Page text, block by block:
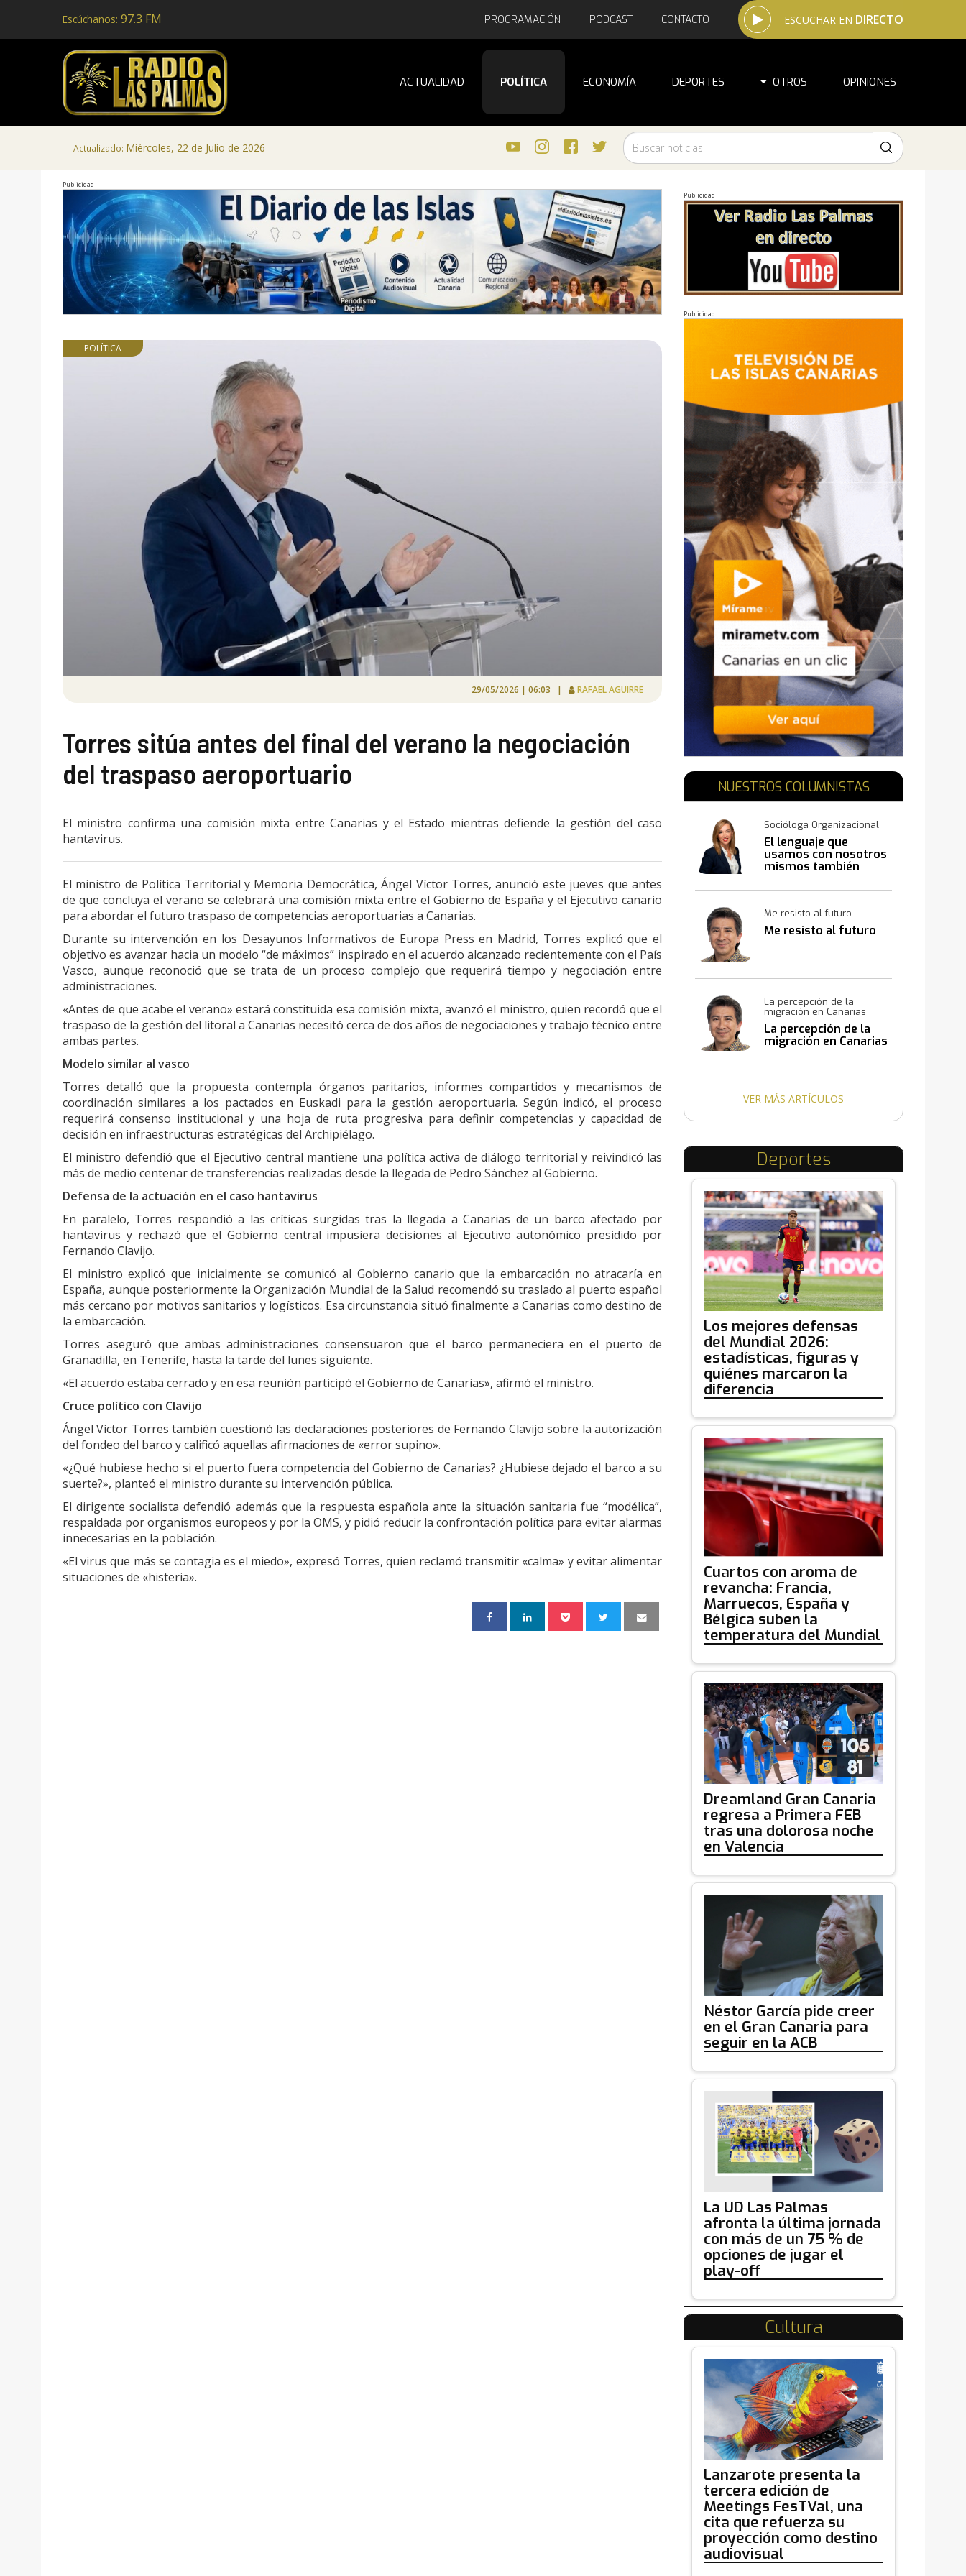
Escúchanos: 97.3 FM ESCUCHAR EN DIRECTO
PROGRAMACIÓN PODCAST CONTACTO
ACTUALIDAD POLÍTICA ECONOMÍA DEPORTES OTROS OPINIONES
Actualizado: Miércoles, 22 de Julio de 2026
Publicidad
POLÍTICA
29/05/2026 | 06:03 | RAFAEL AGUIRRE
Torres sitúa antes del final del verano la negociación
del traspaso aeroportuario
El ministro confirma una comisión mixta entre Canarias y el Estado mientras defiende la gestión del caso
hantavirus.
El ministro de Política Territorial y Memoria Democrática, Ángel Víctor Torres, anunció este jueves que antes
de que concluya el verano se celebrará una comisión mixta entre el Gobierno de España y el Ejecutivo canario
para abordar el futuro traspaso de competencias aeroportuarias a Canarias.
Durante su intervención en los Desayunos Informativos de Europa Press en Madrid, Torres explicó que el
objetivo es avanzar hacia un modelo “de máximos” inspirado en el acuerdo alcanzado recientemente con el País
Vasco, aunque reconoció que se trata de un proceso complejo que requerirá tiempo y negociación entre
administraciones.
«Antes de que acabe el verano» estará constituida esa comisión mixta, avanzó el ministro, quien recordó que el
traspaso de la gestión del litoral a Canarias necesitó cerca de dos años de negociaciones y trabajo técnico entre
ambas partes.
Modelo similar al vasco
Torres detalló que la propuesta contempla órganos paritarios, informes compartidos y mecanismos de
coordinación similares a los pactados en Euskadi para la gestión aeroportuaria. Según indicó, el proceso
requerirá consenso institucional y una hoja de ruta progresiva para definir competencias y capacidad de
decisión en infraestructuras estratégicas del Archipiélago.
El ministro defendió que el Ejecutivo central mantiene una política activa de diálogo territorial y reivindicó las
más de medio centenar de transferencias realizadas desde la llegada de Pedro Sánchez al Gobierno.
Defensa de la actuación en el caso hantavirus
En paralelo, Torres respondió a las críticas surgidas tras la llegada a Canarias de un barco afectado por
hantavirus y rechazó que el Gobierno central impusiera decisiones al Ejecutivo autonómico presidido por
Fernando Clavijo.
El ministro explicó que inicialmente se comunicó al Gobierno canario que la embarcación no atracaría en
España, aunque posteriormente la Organización Mundial de la Salud recomendó su traslado al puerto español
más cercano por motivos sanitarios y logísticos. Esa circunstancia situó finalmente a Canarias como destino de
la embarcación.
Torres aseguró que ambas administraciones consensuaron que el barco permaneciera en el puerto de
Granadilla, en Tenerife, hasta la tarde del lunes siguiente.
«El acuerdo estaba cerrado y en esa reunión participó el Gobierno de Canarias», afirmó el ministro.
Cruce político con Clavijo
Ángel Víctor Torres también cuestionó las declaraciones posteriores de Fernando Clavijo sobre la autorización
del fondeo del barco y calificó aquellas afirmaciones de «error supino».
«¿Qué hubiese hecho si el puerto fuera competencia del Gobierno de Canarias? ¿Hubiese dejado el barco a su
suerte?», planteó el ministro durante su intervención pública.
El dirigente socialista defendió además que la respuesta española ante la situación sanitaria fue “modélica”,
respaldada por organismos europeos y por la OMS, y pidió reducir la confrontación política para evitar alarmas
innecesarias en la población.
«El virus que más se contagia es el miedo», expresó Torres, quien reclamó transmitir «calma» y evitar alimentar
situaciones de «histeria».
Publicidad
Publicidad
NUESTROS COLUMNISTAS
Socióloga Organizacional
El lenguaje que
usamos con nosotros
mismos también
Me resisto al futuro
Me resisto al futuro
La percepción de la
migración en Canarias
La percepción de la
migración en Canarias
- VER MÁS ARTÍCULOS -
Deportes
Los mejores defensas
del Mundial 2026:
estadísticas, figuras y
quiénes marcaron la
diferencia
Cuartos con aroma de
revancha: Francia,
Marruecos, España y
Bélgica suben la
temperatura del Mundial
Dreamland Gran Canaria
regresa a Primera FEB
tras una dolorosa noche
en Valencia
Néstor García pide creer
en el Gran Canaria para
seguir en la ACB
La UD Las Palmas
afronta la última jornada
con más de un 75 % de
opciones de jugar el
play-off
Cultura
Lanzarote presenta la
tercera edición de
Meetings FesTVal, una
cita que refuerza su
proyección como destino
audiovisual